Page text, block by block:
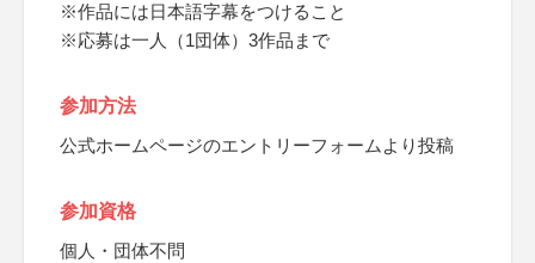
※作品には日本語字幕をつけること
※応募は一人（1団体）3作品まで
参加方法
公式ホームページのエントリーフォームより投稿
参加資格
個人・団体不問